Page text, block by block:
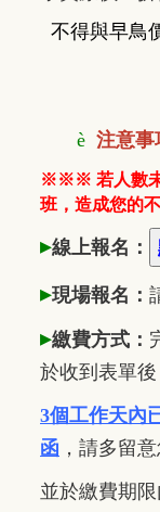
不得與早鳥
è 注意事
※※※ 若人數未
班，造成您的
▸線上報名：
▸現場報名：
▸繳費方式：
於收到表單後
3個工作天內
函 ， 請多留意
並於繳費期限